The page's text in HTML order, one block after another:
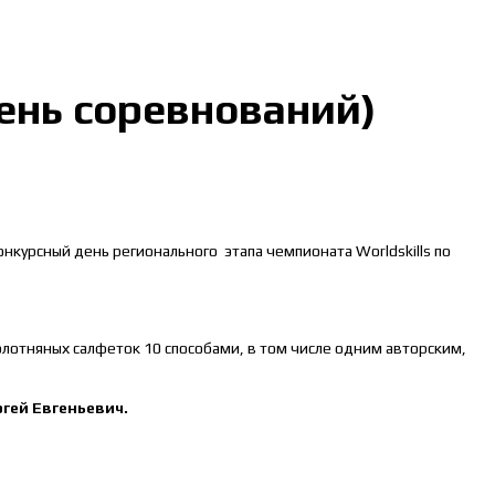
соревнований)
день регионального этапа чемпионата Worldskills по
салфеток 10 способами, в том числе одним авторским,
Евгеньевич.